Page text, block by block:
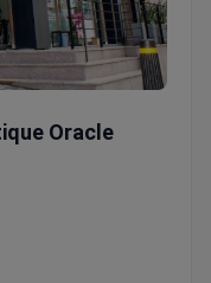
Oracle